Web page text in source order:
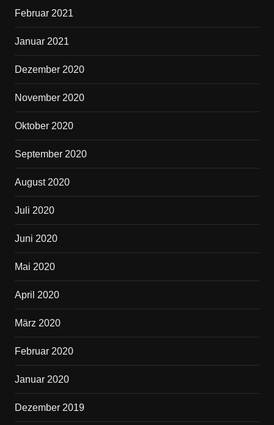
Februar 2021
Januar 2021
Dezember 2020
November 2020
Oktober 2020
September 2020
August 2020
Juli 2020
Juni 2020
Mai 2020
April 2020
März 2020
Februar 2020
Januar 2020
Dezember 2019